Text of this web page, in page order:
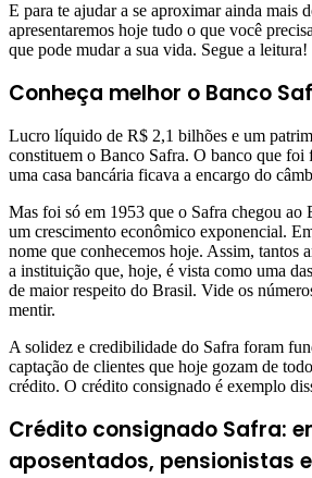
E para te ajudar a se aproximar ainda mais
apresentaremos hoje tudo o que você
que pode mudar a sua vida. Segue a leitura!
Conheça melhor o Banco
Lucro líquido de R$ 2,1 bilhões e um
constituem o Banco Safra. O banco que foi
uma casa bancária ficava a encargo do
Mas foi só em 1953 que o Safra chegou ao
um crescimento econômico exponencial.
nome que conhecemos hoje. Assim, tantos
a instituição que, hoje, é vista como uma
de maior respeito do Brasil. Vide os
mentir.
A solidez e credibilidade do Safra foram
captação de clientes que hoje gozam de
crédito. O crédito consignado é exemplo
Crédito consignado Safra:
aposentados, pensionistas